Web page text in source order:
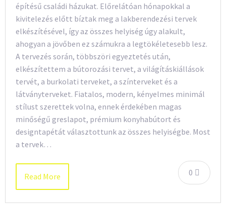
építésű családi házukat. Előrelátóan hónapokkal a
kivitelezés előtt bíztak meg a lakberendezési tervek
elkészítésével, így az összes helyiség úgy alakult,
ahogyan a jövőben ez számukra a legtökéletesebb lesz.
A tervezés során, többszöri egyeztetés után,
elkészítettem a bútorozási tervet, a világításkiállások
tervét, a burkolati terveket, a színterveket és a
látványterveket. Fiatalos, modern, kényelmes minimál
stílust szerettek volna, ennek érdekében magas
minőségű greslapot, prémium konyhabútort és
designtapétát választottunk az összes helyiségbe. Most
a tervek…
0
Read More